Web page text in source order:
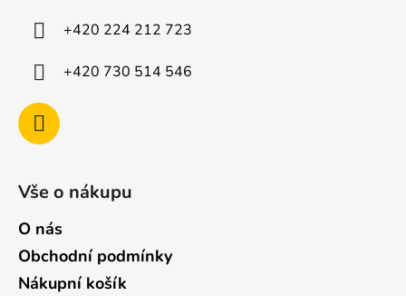
+420 224 212 723
+420 730 514 546
Vše o nákupu
O nás
Obchodní podmínky
Nákupní košík